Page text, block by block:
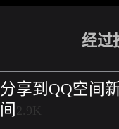
经过
分享到 QQ空间
间 2.9K